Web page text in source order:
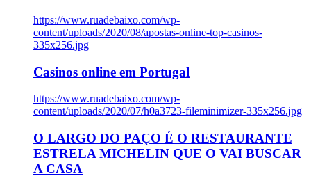
https://www.ruadebaixo.com/wp-
content/uploads/2020/08/apostas-online-top-casinos-
335x256.jpg
Casinos online em Portugal
https://www.ruadebaixo.com/wp-
content/uploads/2020/07/h0a3723-fileminimizer-335x256.jpg
O LARGO DO PAÇO É O RESTAURANTE
ESTRELA MICHELIN QUE O VAI BUSCAR
A CASA